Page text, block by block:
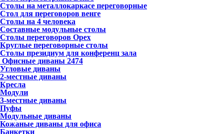
Столы на металлокаркасе переговорные
Стол для переговоров венге
Столы на 4 человека
Составные модульные столы
Столы переговоров Орех
Круглые переговорные столы
Столы президиум для конференц зала
Офисные диваны 2474
Угловые диваны
2-местные диваны
Кресла
Модули
3-местные диваны
Пуфы
Модульные диваны
Кожаные диваны для офиса
Банкетки